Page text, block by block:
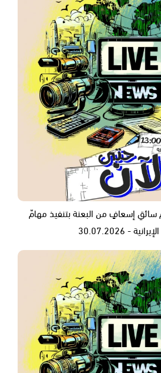
سائقِ إسعافٍ من البعنة بتنفيذ مهامّ
- 30.07.2026